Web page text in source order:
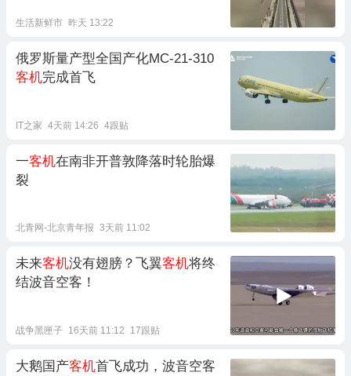
生活新鲜市 昨天 13:22
俄罗斯量产型全国产化MC-21-310
客机完成首飞
IT之家 4天前 14:26 4跟贴
一客机在南非开普敦降落时轮胎爆
裂
北青网-北京青年报 3天前 11:02
未来客机没有翅膀？飞翼客机将终
结波音空客！
战争黑匣子 16天前 11:12 17跟贴
大鹅国产客机首飞成功，波音空客